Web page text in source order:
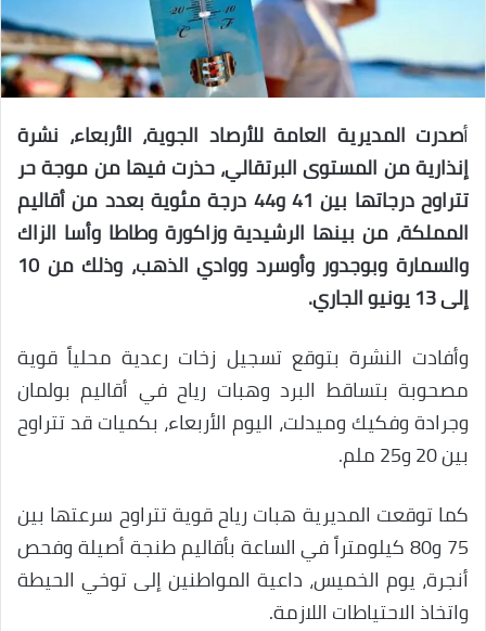
أصدرت المديرية العامة للأرصاد الجوية، الأربعاء، نشرة
إنذارية من المستوى البرتقالي، حذرت فيها من موجة حر
تتراوح درجاتها بين 41 و44 درجة مئوية بعدد من أقاليم
المملكة، من بينها الرشيدية وزاكورة وطاطا وأسا الزاك
والسمارة وبوجدور وأوسرد ووادي الذهب، وذلك من 10
إلى 13 يونيو الجاري.
وأفادت النشرة بتوقع تسجيل زخات رعدية محلياً قوية
مصحوبة بتساقط البرد وهبات رياح في أقاليم بولمان
وجرادة وفكيك وميدلت، اليوم الأربعاء، بكميات قد تتراوح
بين 20 و25 ملم.
كما توقعت المديرية هبات رياح قوية تتراوح سرعتها بين
75 و80 كيلومتراً في الساعة بأقاليم طنجة أصيلة وفحص
أنجرة، يوم الخميس، داعية المواطنين إلى توخي الحيطة
واتخاذ الاحتياطات اللازمة.